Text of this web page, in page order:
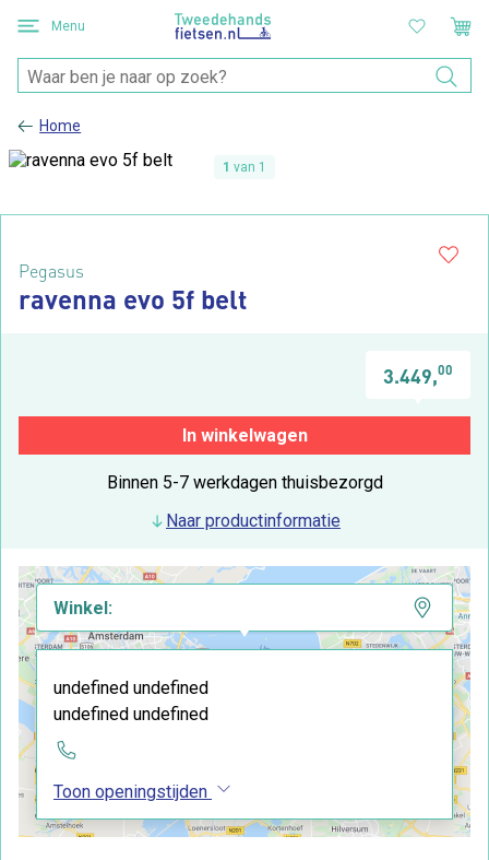
Menu
Home
1 van 1
Pegasus
ravenna evo 5f belt
3.449,00
In winkelwagen
Binnen 5-7 werkdagen thuisbezorgd
Naar productinformatie
Winkel:
undefined undefined
undefined undefined
Toon openingstijden